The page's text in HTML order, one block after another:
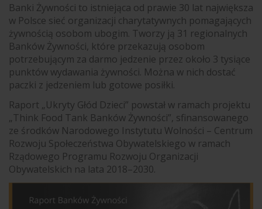
Banki Żywności to istniejąca od prawie 30 lat największa
w Polsce sieć organizacji charytatywnych pomagających
żywnością osobom ubogim. Tworzy ją 31 regionalnych
Banków Żywności, które przekazują osobom
potrzebującym za darmo jedzenie przez około 3 tysiące
punktów wydawania żywności. Można w nich dostać
paczki z jedzeniem lub gotowe posiłki.
Raport „Ukryty Głód Dzieci” powstał w ramach projektu
„Think Food Tank Banków Żywności”, sfinansowanego
ze środków Narodowego Instytutu Wolności – Centrum
Rozwoju Społeczeństwa Obywatelskiego w ramach
Rządowego Programu Rozwoju Organizacji
Obywatelskich na lata 2018–2030.